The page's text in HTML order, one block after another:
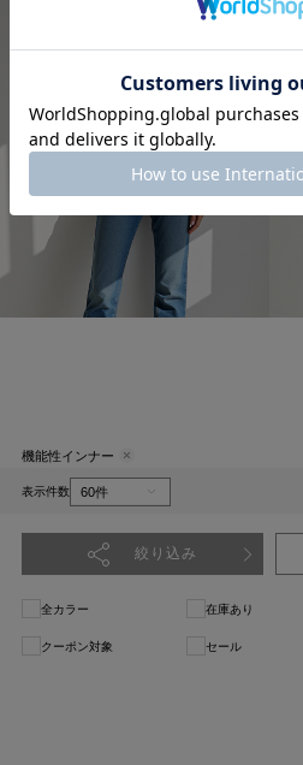
機能性インナー
表示件数
絞り込み
全カラー 在庫あり
クーポン対象 セール